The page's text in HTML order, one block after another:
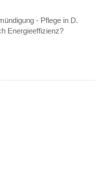
- Pflege in D.
Energieeffizienz?